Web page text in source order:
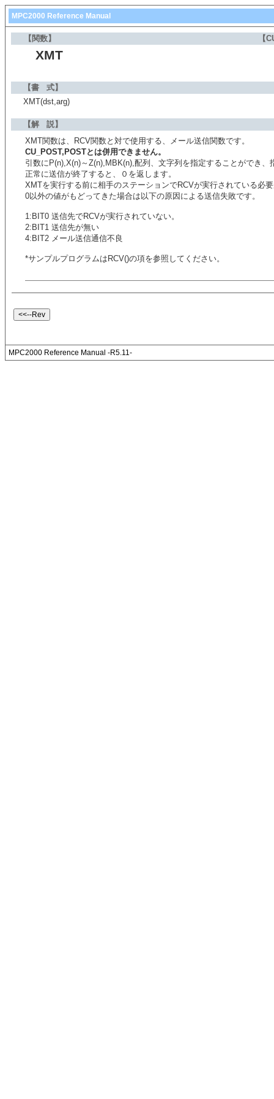
MPC2000 Reference Manual
【関数】 【
XMT
【書 式】
XMT(dst,arg)
【解 説】
XMT関数は、RCV関数と対で使用する、メール送信関数です。
CU_POST,POSTとは併用できません。
引数にP(n),X(n)～Z(n),MBK(n),配列、文字列を指定することができ
正常に送信が終了すると、０を返します。
XMTを実行する前に相手のステーションでRCVが実行されている必
0以外の値がもどってきた場合は以下の原因による送信失敗です。
1:BIT0 送信先でRCVが実行されていない。
2:BIT1 送信先が無い
4:BIT2 メール送信通信不良
*サンプルプログラムはRCV()の項を参照してください。
MPC2000 Reference Manual -R5.11-